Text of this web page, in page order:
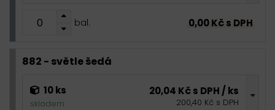
bal. 0,00 Kč s DPH
882 - světle šedá
10 ks
skladem
20,04 Kč s DPH / ks
200,40 Kč s DPH